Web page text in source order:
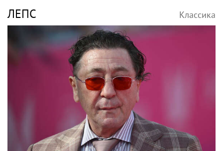
"Четыре жизни Петра Мамонова" покажут
в кино
ПРЕСНЯКОВ